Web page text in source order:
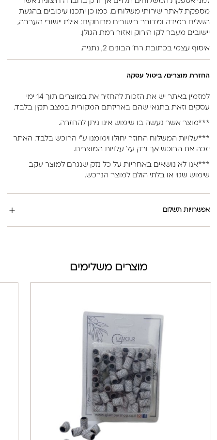
מספקת לאתר שירותי משלוחים. כמו כן יתכנו עיכובים בהגעת
השליח במידה ומדובר בישובים מרוחקים: אילת יישובי הערבה,
יישובים מעבר לקו הירוק ואזור רמת הגולן.
איסוף עצמי בכתובת רח’ הבונים 2, נתניה.
החזרת מוצרים/ ביטול עסקה
למזמין באתר יש את הזכות להחזיר את במוצרים תוך 14 ימי
עסקים וזאת בתנאי שהם באריזתם המקורית במצב תקין בלבד.
***מוצר אשר נעשה בו שימוש אינו ניתן להחזרה.
***עלויות המשלוח החוזר יחולו וימומנו ע”י הרוכש בלבד. האתר
יזכה את הרוכש אך ורק על עלויות המוצרים.
***אנו לא נושאים באחריות על כל נזק שנגרם למוצר עקב
שימוש שגוי או בלתי הולם למוצר הנרכש.
אפשרויות תשלום
מוצרים משלימים